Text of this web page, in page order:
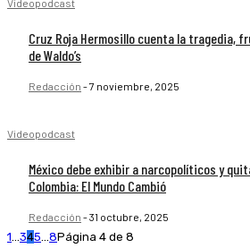
Videopodcast
Cruz Roja Hermosillo cuenta la tragedia,
de Waldo’s
Redacción -7 noviembre, 2025
Videopodcast
México debe exhibir a narcopolíticos y
Colombia: El Mundo Cambió
Redacción -31 octubre, 2025
1...345...8Página 4 de 8